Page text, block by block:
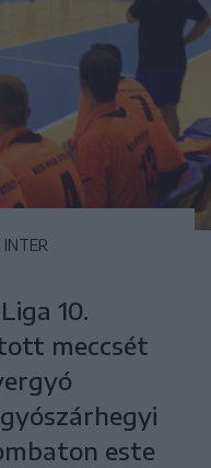
INTER
10.
meccsét
este